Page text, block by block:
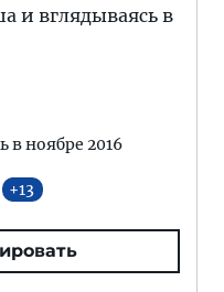
и вглядываясь в
в ноябре 2016
13